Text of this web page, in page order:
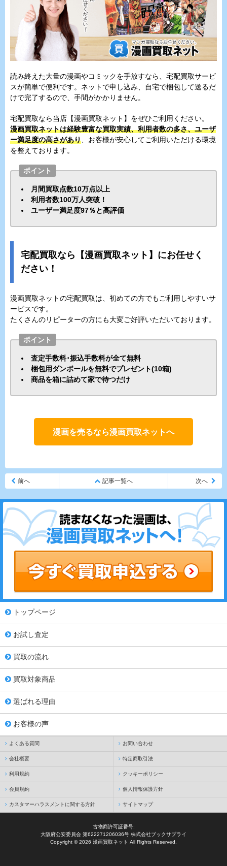
読み終えた大量の漫画やコミックを手放すなら、宅配買取サービ
スが簡単で便利です。ネットで申し込み、自宅で梱包して送るだ
けで完了するので、手間がかかりません。
宅配買取なら当店【漫画買取ネット】をぜひご利用ください。
漫画買取ネットは経験豊富な買取実績、利用者数の多さ、ユーザ
ー満足度の高さがあり 、お客様が安心してご利用いただける環境
を整えております。
ポイント
月間買取点数10万点以上
利用者数100万人突破！
ユーザー満足度97％と高評価
宅配買取なら【漫画買取ネット】にお任せく
ださい！
漫画買取ネットの宅配買取は、初めての方でもご利用しやすいサ
ービスです。
たくさんのリピーターの方にも大変ご好評いただいております。
ポイント
査定手数料･振込手数料が全て無料
梱包用ダンボールを無料でプレゼント(10箱)
商品を箱に詰めて家で待つだけ
漫画を売るなら漫画買取ネットへ
前へ 記事一覧へ 次へ
トップページ
お試し査定
買取の流れ
買取対象商品
選ばれる理由
お客様の声
よくある質問 お問い合わせ
会社概要 特定商取引法
利用規約 クッキーポリシー
会員規約 個人情報保護方針
カスタマーハラスメントに関する方針 サイトマップ
古物商許可証番号:
大阪府公安委員会 第622271206036号 株式会社ブックサプライ
Copyright © 2026 漫画買取ネット All Rights Reserved.